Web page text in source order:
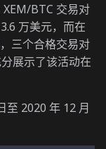
BTC 交易对
万美元，而在
三个合格交易对
展示了该活动在
至 2020 年 12 月